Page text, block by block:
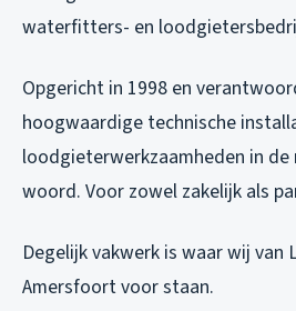
waterfitters- en
Opgericht in 1998 en
hoogwaardige technische
loodgieterwerkzaamheden in
woord. Voor zowel zakelijk als
Degelijk vakwerk is waar wij van
Amersfoort voor staan.